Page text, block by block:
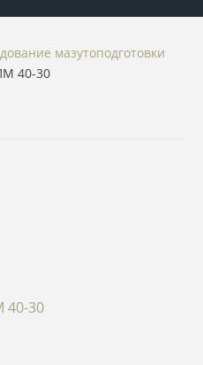
мазутоподготовки
40-30